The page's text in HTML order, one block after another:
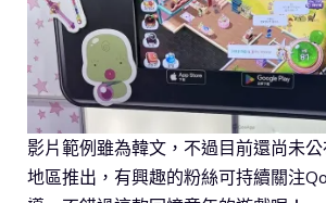
影片範例雖為韓文，不過目前還尚未
地區推出，有興趣的粉絲可持續關注